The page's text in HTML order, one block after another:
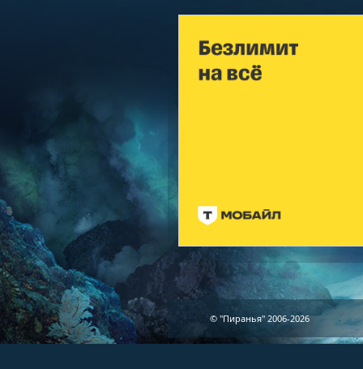
© "Пиранья" 2006-2026